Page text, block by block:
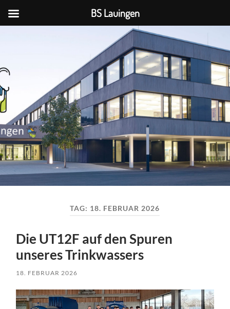
BS
TAG: 18. FEBRUAR 2026
Die UT12F auf den Spuren
unseres Trinkwassers
18. FEBRUAR 2026
BS Lauingen